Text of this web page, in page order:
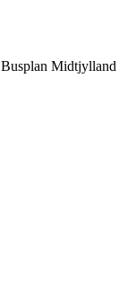
Busplan Midtjylland